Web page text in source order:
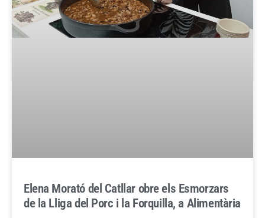
Elena Morató del Catllar obre els Esmorzars
de la Lliga del Porc i la Forquilla, a Alimentària